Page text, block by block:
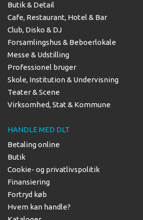
Butik & Detail
Cafe, Restaurant, Hotel & Bar
Club, Disko & DJ
Forsamlingshus & Beboerlokale
Messe & Udstilling
Professionel bruger
Skole, Institution & Undervisning
Teater & Scene
Virksomhed, Stat & Kommune
HANDLE MED DLT
Betaling online
Butik
Cookie- og privatlivspolitik
Finansiering
Fortryd køb
Hvem kan handle?